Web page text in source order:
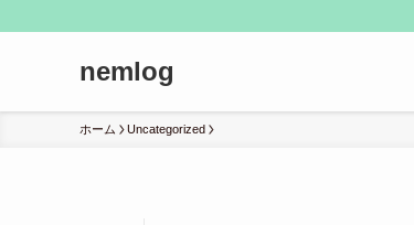
nemlog
ホーム Uncategorized